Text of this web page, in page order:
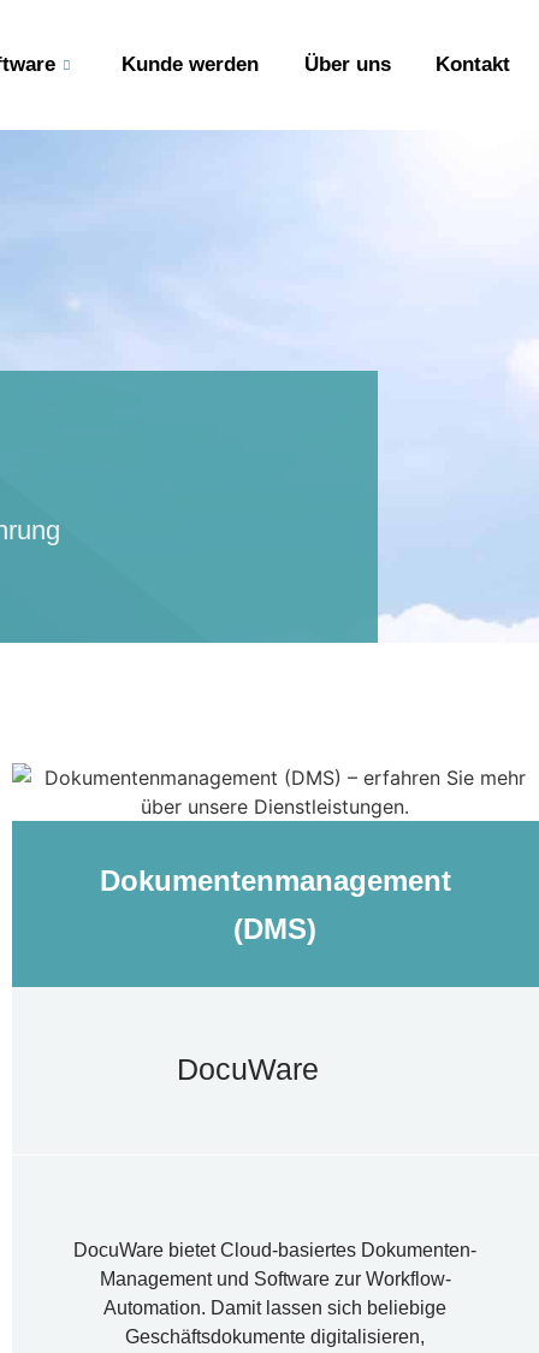
Kunde werden Über uns Kontakt
Dokumentenmanagement
(DMS)
DocuWare
DocuWare bietet Cloud-basiertes Dokumenten-
Management und Software zur Workflow-
Automation. Damit lassen sich beliebige
Geschäftsdokumente digitalisieren,